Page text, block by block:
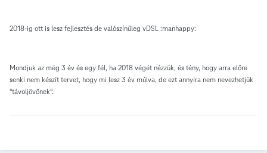
2018-ig ott is lesz fejlesztés de valószínűleg vDSL :manhappy:
Mondjuk az még 3 év és egy fél, ha 2018 végét nézzük, és tény, hogy arra előre
senki nem készít tervet, hogy mi lesz 3 év múlva, de ezt annyira nem nevezhetjük
"távoljövőnek".